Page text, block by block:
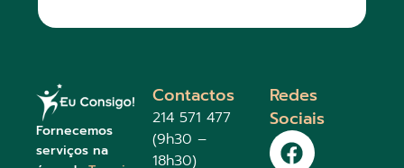
Fornecemos
serviços na
Contactos
214 571 477
(9h30 –
18h30)
Redes
Sociais